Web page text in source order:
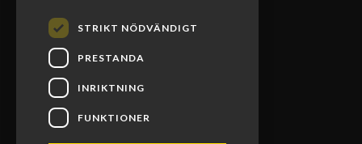
STRIKT NÖDVÄNDIGT
PRESTANDA
INRIKTNING
FUNKTIONER